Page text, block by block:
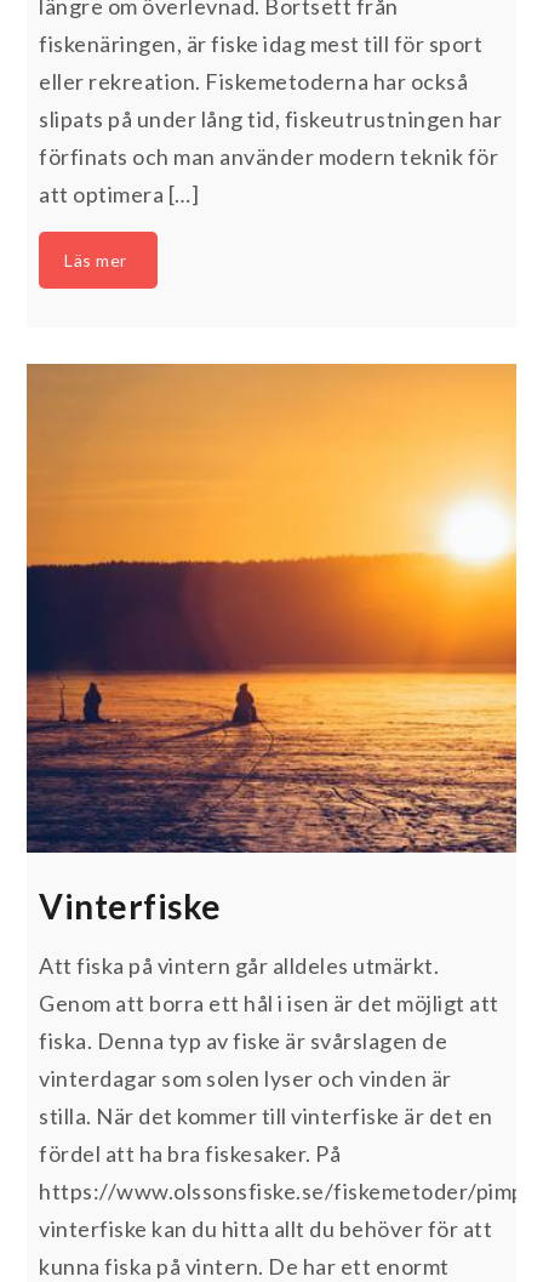
längre om överlevnad. Bortsett från
fiskenäringen, är fiske idag mest till för sport
eller rekreation. Fiskemetoderna har också
slipats på under lång tid, fiskeutrustningen har
förfinats och man använder modern teknik för
att optimera […]
Vinterfiske
Att fiska på vintern går alldeles utmärkt.
Genom att borra ett hål i isen är det möjligt att
fiska. Denna typ av fiske är svårslagen de
vinterdagar som solen lyser och vinden är
stilla. När det kommer till vinterfiske är det en
fördel att ha bra fiskesaker. På
https://www.olssonsfiske.se/fiskemetoder/
vinterfiske kan du hitta allt du behöver för att
kunna fiska på vintern. De har ett enormt